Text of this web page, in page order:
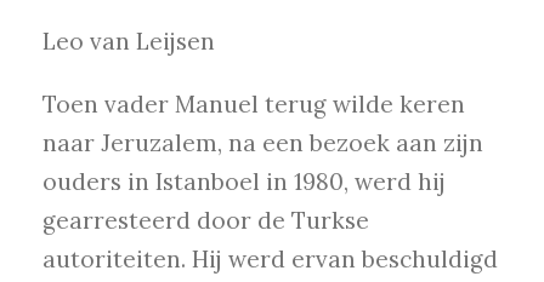
Leo van Leijsen
Toen vader Manuel terug wilde keren
naar Jeruzalem, na een bezoek aan zijn
ouders in Istanboel in 1980, werd hij
gearresteerd door de Turkse
autoriteiten. Hij werd ervan beschuldigd